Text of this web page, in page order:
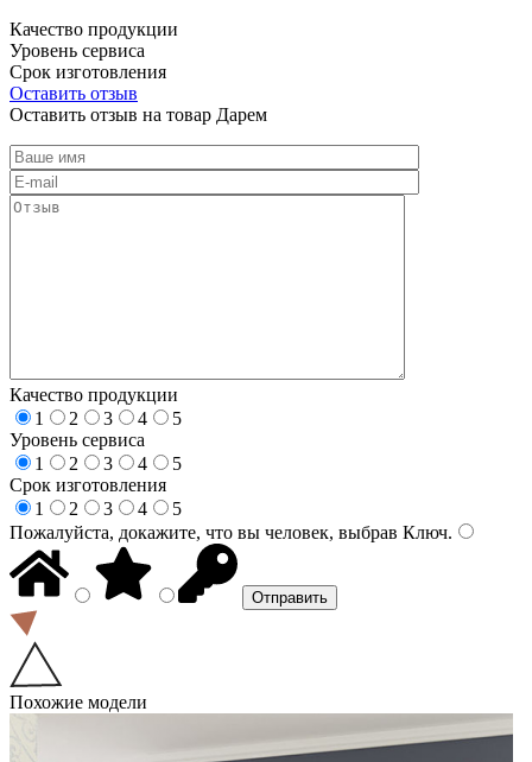
Качество продукции
Уровень сервиса
Срок изготовления
Оставить отзыв
Оставить отзыв на товар Дарем
Качество продукции
1
2 3 4
5
Уровень сервиса
1
2 3 4
5
Срок изготовления
1
2 3 4
5
Пожалуйста, докажите, что вы человек, выбрав Ключ.
Похожие модели